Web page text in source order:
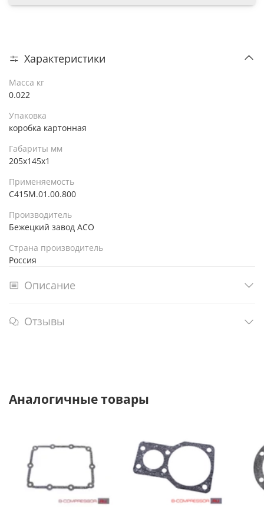
Характеристики
Масса кг
0.022
Упаковка
коробка картонная
Габариты мм
205х145х1
Применяемость
С415М.01.00.800
Производитель
Бежецкий завод АСО
Страна производитель
Россия
Описание
Отзывы
Аналогичные товары